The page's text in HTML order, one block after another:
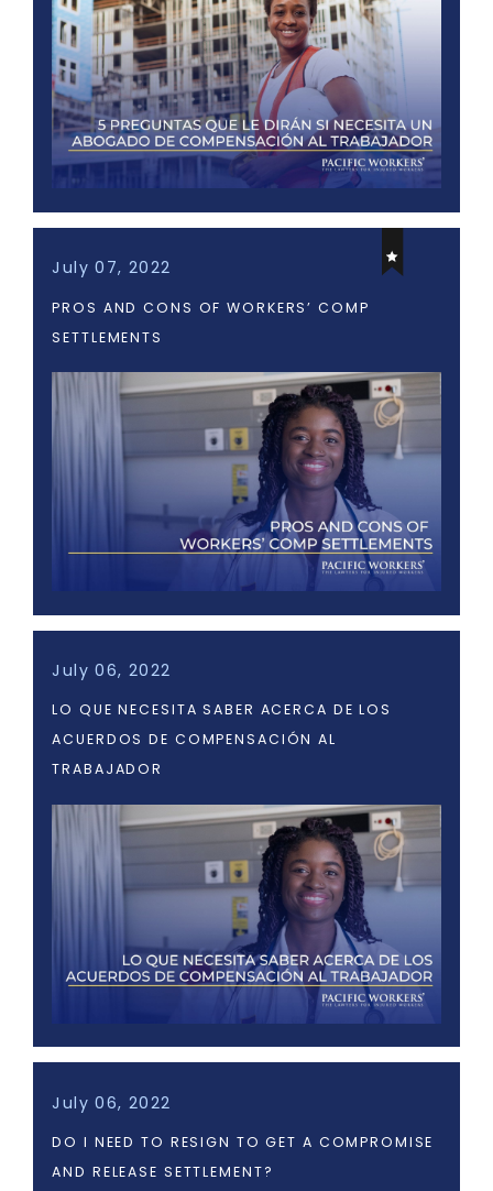
July 07, 2022
PROS AND CONS OF WORKERS’ COMP
SETTLEMENTS
July 06, 2022
LO QUE NECESITA SABER ACERCA DE LOS
ACUERDOS DE COMPENSACIÓN AL
TRABAJADOR
July 06, 2022
DO I NEED TO RESIGN TO GET A COMPROMISE
AND RELEASE SETTLEMENT?